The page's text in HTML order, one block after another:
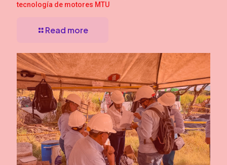
tecnología de motores MTU
Read more